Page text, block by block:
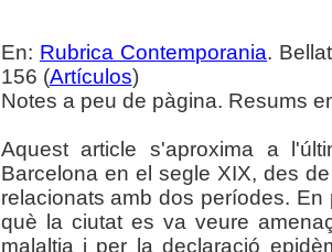
En: Rubrica Contemporania.
156 (Artículos)
Notes a peu de pàgina. Resums
Aquest article s'aproxima a
Barcelona en el segle XIX, des
relacionats amb dos períodes.
què la ciutat es va veure
malaltia i per la declaració